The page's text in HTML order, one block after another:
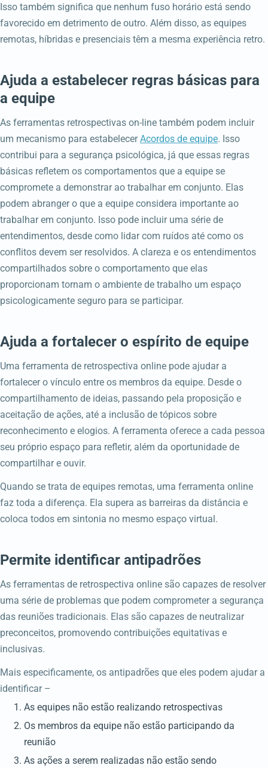
Isso também significa que nenhum fuso horário está sendo
favorecido em detrimento de outro. Além disso, as equipes
remotas, híbridas e presenciais têm a mesma experiência retro.
Ajuda a estabelecer regras básicas para
a equipe
As ferramentas retrospectivas on-line também podem incluir
um mecanismo para estabelecerAcordos de equipe. Isso
contribui para a segurança psicológica, já que essas regras
básicas refletem os comportamentos que a equipe se
compromete a demonstrar ao trabalhar em conjunto. Elas
podem abranger o que a equipe considera importante ao
trabalhar em conjunto. Isso pode incluir uma série de
entendimentos, desde como lidar com ruídos até como os
conflitos devem ser resolvidos. A clareza e os entendimentos
compartilhados sobre o comportamento que elas
proporcionam tornam o ambiente de trabalho um espaço
psicologicamente seguro para se participar.
Ajuda a fortalecer o espírito de equipe
Uma ferramenta de retrospectiva online pode ajudar a
fortalecer o vínculo entre os membros da equipe. Desde o
compartilhamento de ideias, passando pela proposição e
aceitação de ações, até a inclusão de tópicos sobre
reconhecimento e elogios. A ferramenta oferece a cada pessoa
seu próprio espaço para refletir, além da oportunidade de
compartilhar e ouvir.
Quando se trata de equipes remotas, uma ferramenta online
faz toda a diferença. Ela supera as barreiras da distância e
coloca todos em sintonia no mesmo espaço virtual.
Permite identificar antipadrões
As ferramentas de retrospectiva online são capazes de resolver
uma série de problemas que podem comprometer a segurança
das reuniões tradicionais. Elas são capazes de neutralizar
preconceitos, promovendo contribuições equitativas e
inclusivas.
Mais especificamente, os antipadrões que eles podem ajudar a
identificar –
As equipes não estão realizando retrospectivas
Os membros da equipe não estão participando da
reunião
As ações a serem realizadas não estão sendo